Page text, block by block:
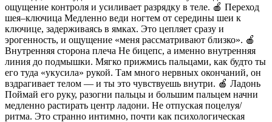
ощущение контроля и усиливает разрядку в теле. 🍎 Переход
шея–ключица Медленно веди ногтем от середины шеи к
ключице, задерживаясь в ямках. Это цепляет сразу и
эрогенность, и ощущение «меня рассматривают близко». 🍎
Внутренняя сторона плеча Не бицепс, а именно внутренняя
линия до подмышки. Мягко прижмись пальцами, как будто ты
его туда «укусила» рукой. Там много нервных окончаний, он
вздрагивает телом — и ты это чувствуешь внутри. 🍎 Ладонь
Поймай его руку, разогни пальцы и большим пальцем начни
медленно растирать центр ладони. Не отпуская поцелуя/
ритма. Это странно интимно, почти как психологическая